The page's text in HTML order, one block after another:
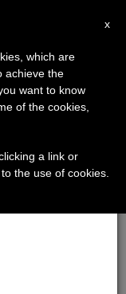
×
la pausa
de verano
el
x
which are
achieve the
want to know
of the cookies,
a link or
the use of cookies.